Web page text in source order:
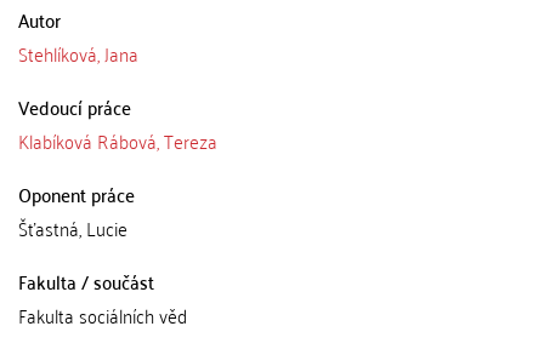
Autor
Stehlíková, Jana
Vedoucí práce
Klabíková Rábová, Tereza
Oponent práce
Šťastná, Lucie
Fakulta / součást
Fakulta sociálních věd